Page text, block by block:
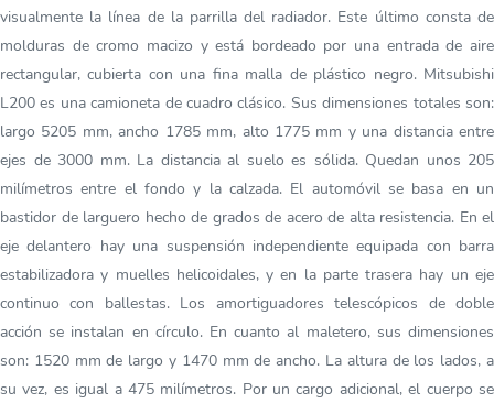
visualmente la línea de la parrilla del radiador. Este último consta de
molduras de cromo macizo y está bordeado por una entrada de aire
rectangular, cubierta con una fina malla de plástico negro. Mitsubishi
L200 es una camioneta de cuadro clásico. Sus dimensiones totales son:
largo 5205 mm, ancho 1785 mm, alto 1775 mm y una distancia entre
ejes de 3000 mm. La distancia al suelo es sólida. Quedan unos 205
milímetros entre el fondo y la calzada. El automóvil se basa en un
bastidor de larguero hecho de grados de acero de alta resistencia. En el
eje delantero hay una suspensión independiente equipada con barra
estabilizadora y muelles helicoidales, y en la parte trasera hay un eje
continuo con ballestas. Los amortiguadores telescópicos de doble
acción se instalan en círculo. En cuanto al maletero, sus dimensiones
son: 1520 mm de largo y 1470 mm de ancho. La altura de los lados, a
su vez, es igual a 475 milímetros. Por un cargo adicional, el cuerpo se